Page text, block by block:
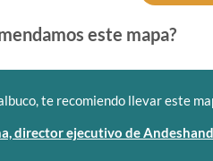
este mapa?
te recomiendo llevar este
director ejecutivo de